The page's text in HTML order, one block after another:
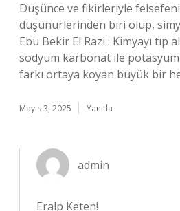
Düşünce ve fikirleriyle
düşünürlerinden biri olup,
Ebu Bekir El Razi : Kimyayı tıp
sodyum karbonat ile
farkı ortaya koyan büyük bir
Mayıs 3, 2025 Yanıtla
admin
Eralp Keten!